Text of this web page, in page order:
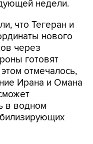
недели.
что Тегеран и
нового
через
готовят
отмечалось,
Ирана и Омана
в водном